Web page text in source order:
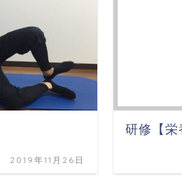
2019年11月26日
研修【栄